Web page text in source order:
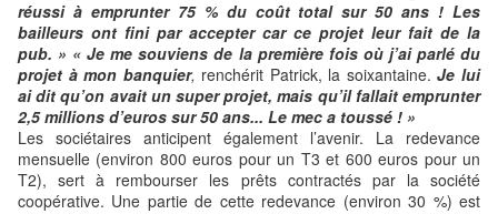
réussi à emprunter 75 % du coût total sur 50 ans ! Les
bailleurs ont fini par accepter car ce projet leur fait de la
pub. » « Je me souviens de la première fois où j’ai parlé du
projet à mon banquier, renchérit Patrick, la soixantaine.Je lui
ai dit qu’on avait un super projet, mais qu’il fallait emprunter
2,5 millions d’euros sur 50 ans... Le mec a toussé ! »
Les sociétaires anticipent également l’avenir. La redevance
mensuelle (environ 800 euros pour un T3 et 600 euros pour un
T2), sert à rembourser les prêts contractés par la société
coopérative. Une partie de cette redevance (environ 30 %) est